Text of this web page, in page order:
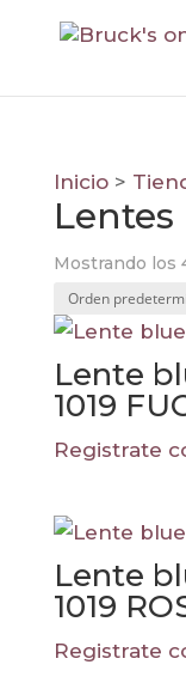
Inicio >
Mostrando los
Lente
1019
Registrate
Lente
1019
Registrate